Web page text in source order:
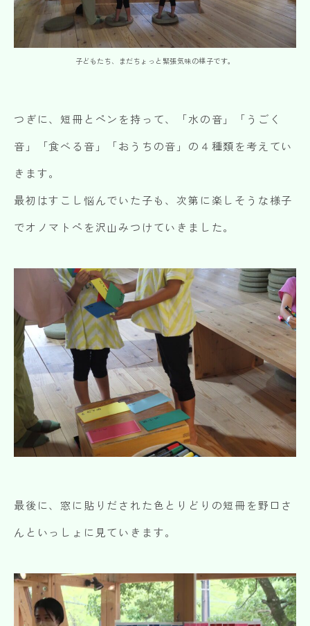
子どもたち、まだちょっと緊張気味の様子です。
つぎに、短冊とペンを持って、「水の音」「うごく
音」「食べる音」「おうちの音」の４種類を考えてい
きます。
最初はすこし悩んでいた子も、次第に楽しそうな様子
でオノマトペを沢山みつけていきました。
最後に、窓に貼りだされた色とりどりの短冊を野口さ
んといっしょに見ていきます。